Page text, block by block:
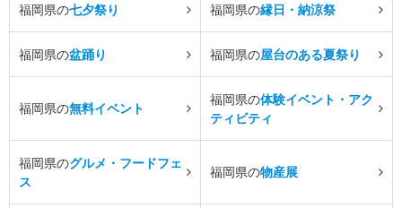
福岡県の七夕祭り 福岡県の縁日・納涼祭
福岡県の盆踊り 福岡県の屋台のある夏祭り
福岡県の無料イベント
福岡県の体験イベント・アク
ティビティ
福岡県のグルメ・フードフェ
ス
福岡県の物産展